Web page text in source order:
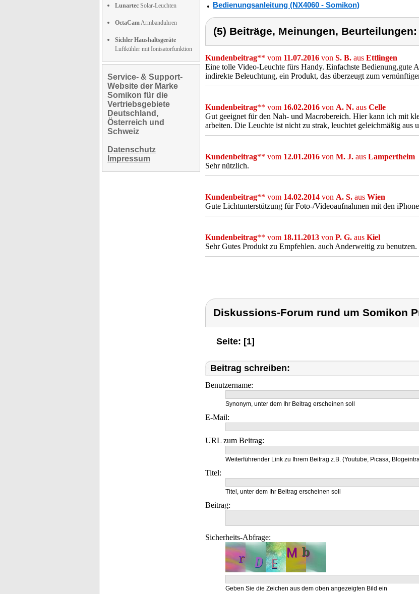
Lunartec Solar-Leuchten
OctaCamArmbanduhren
Sichler Haushaltsgeräte
Luftkühler mit Ionisatorfunktion
Service- & Support-
Website der Marke
Somikon für die
Vertriebsgebiete
Deutschland,
Österreich und
Schweiz
Datenschutz
Impressum
Bedienungsanleitung (NX4060 - Somikon)
(5) Beiträge, Meinungen, Beurteilungen:
Kundenbeitrag** vom 11.07.2016 von S. B. aus Ettlingen
Eine tolle Video-Leuchte fürs Handy. Einfachste Bedienung,gute
indirekte Beleuchtung, ein Produkt, das überzeugt zum
Kundenbeitrag** vom 16.02.2016 von A. N. aus Celle
Gut geeignet für den Nah- und Macrobereich. Hier kann ich mit
arbeiten. Die Leuchte ist nicht zu strak, leuchtet geleichmäßig aus
Kundenbeitrag** vom 12.01.2016 von M. J. aus Lampertheim
Sehr nützlich.
Kundenbeitrag** vom 14.02.2014 von A. S. aus Wien
Gute Lichtunterstützung für Foto-/Videoaufnahmen mit den
Kundenbeitrag** vom 18.11.2013 von P. G. aus Kiel
Sehr Gutes Produkt zu Empfehlen. auch Anderweitig zu benutzen.
Diskussions-Forum rund um Somikon
Seite: [1]
Beitrag schreiben:
Benutzername:
Synonym, unter dem Ihr Beitrag erscheinen soll
E-Mail:
URL zum Beitrag:
Weiterführender Link zu Ihrem Beitrag z.B. (Youtube, Picasa,
Titel:
Titel, unter dem Ihr Beitrag erscheinen soll
Beitrag:
Sicherheits-Abfrage:
Geben Sie die Zeichen aus dem oben angezeigten Bild ein